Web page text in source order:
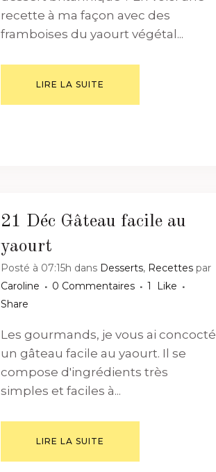
recette à ma façon avec des
framboises du yaourt végétal...
LIRE LA SUITE
21 Déc Gâteau facile au
yaourt
Posté à 07:15h dans Desserts, Recettes par
Caroline
0 Commentaires 1
Like
Share
Les gourmands, je vous ai concocté
un gâteau facile au yaourt. Il se
compose d'ingrédients très
simples et faciles à...
LIRE LA SUITE